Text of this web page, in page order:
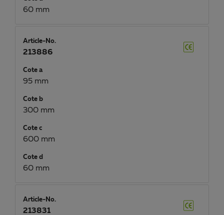
60 mm
Article-No.
213886
Cote a
95 mm
Cote b
300 mm
Cote c
600 mm
Cote d
60 mm
Article-No.
213831